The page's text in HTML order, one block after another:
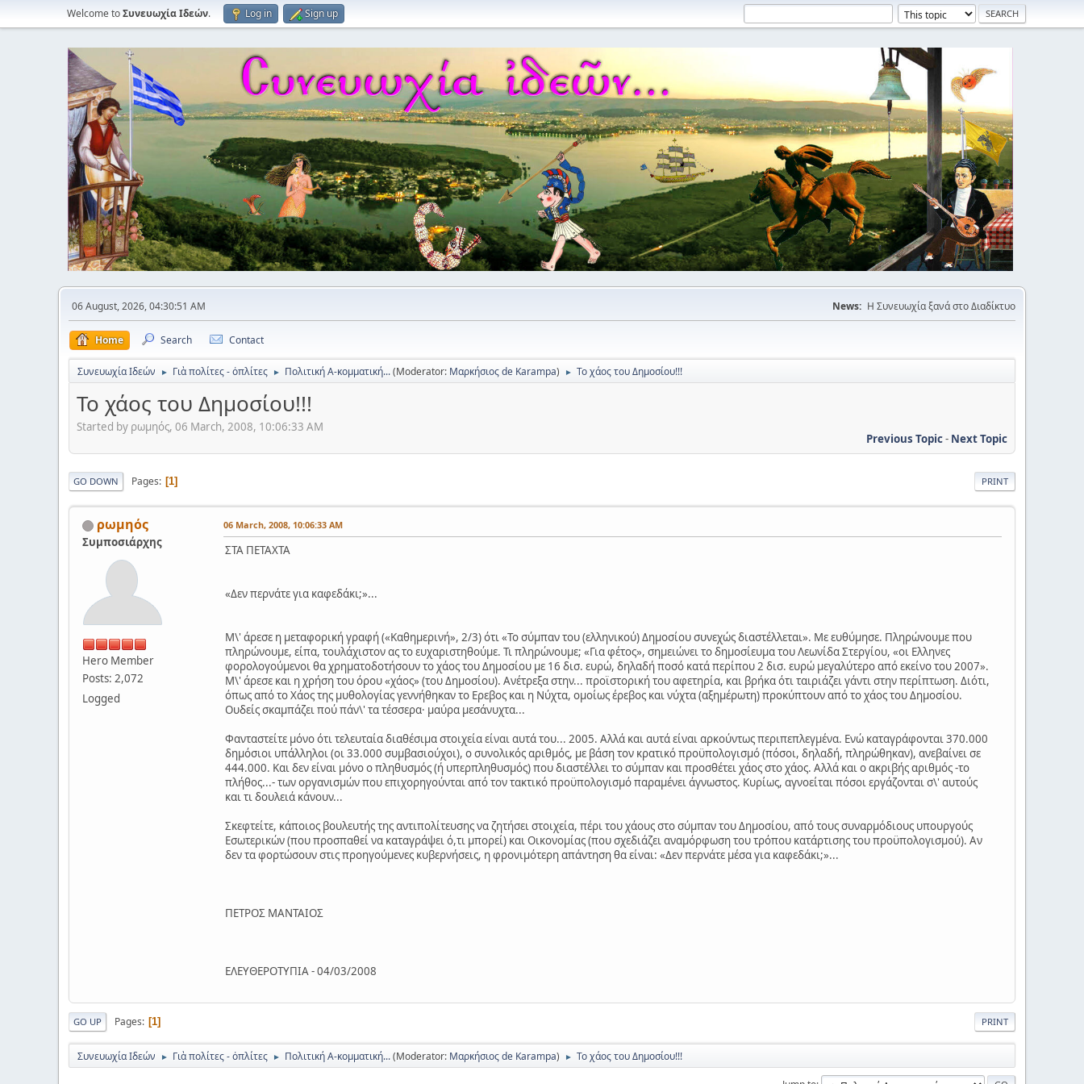
Welcome toΣυνευωχία Ιδεών. Log in Sign up
06 August, 2026, 04:30:51 AM News: Η Συνευωχία ξανά στο Διαδίκτυο
Home Search Contact
Συνευωχία Ιδεών ► Γιὰ πολίτες - ὀπλίτες ► Πολιτική Α-κομματική...(Moderator: Μαρκήσιος de Karampa) ► Το χάος του Δημοσίου!!!
Το χάος του Δημοσίου!!!
Started by ρωμηός, 06 March, 2008, 10:06:33 AM
Previous Topic- Next Topic
PRINT
GO DOWN Pages 1
ρωμηός
Συμποσιάρχης
Hero Member
Posts: 2,072
Logged
06 March, 2008, 10:06:33 AM
ΣΤΑ ΠΕΤΑΧΤΑ
«Δεν περνάτε για καφεδάκι;»...
Μ\' άρεσε η μεταφορική γραφή («Καθημερινή», 2/3) ότι «Το σύμπαν του (ελληνικού) Δημοσίου συνεχώς διαστέλλεται». Με ευθύμησε. Πληρώνουμε που
πληρώνουμε, είπα, τουλάχιστον ας το ευχαριστηθούμε. Τι πληρώνουμε; «Για φέτος», σημειώνει το δημοσίευμα του Λεωνίδα Στεργίου, «οι Ελληνες
φορολογούμενοι θα χρηματοδοτήσουν το χάος του Δημοσίου με 16 δισ. ευρώ, δηλαδή ποσό κατά περίπου 2 δισ. ευρώ μεγαλύτερο από εκείνο του 2007».
Μ\' άρεσε και η χρήση του όρου «χάος» (του Δημοσίου). Ανέτρεξα στην... προϊστορική του αφετηρία, και βρήκα ότι ταιριάζει γάντι στην περίπτωση. Διότι,
όπως από το Χάος της μυθολογίας γεννήθηκαν το Ερεβος και η Νύχτα, ομοίως έρεβος και νύχτα (αξημέρωτη) προκύπτουν από το χάος του Δημοσίου.
Ουδείς σκαμπάζει πού πάν\' τα τέσσερα· μαύρα μεσάνυχτα...
Φανταστείτε μόνο ότι τελευταία διαθέσιμα στοιχεία είναι αυτά του... 2005. Αλλά και αυτά είναι αρκούντως περιπεπλεγμένα. Ενώ καταγράφονται 370.000
δημόσιοι υπάλληλοι (οι 33.000 συμβασιούχοι), ο συνολικός αριθμός, με βάση τον κρατικό προϋπολογισμό (πόσοι, δηλαδή, πληρώθηκαν), ανεβαίνει σε
444.000. Και δεν είναι μόνο ο πληθυσμός (ή υπερπληθυσμός) που διαστέλλει το σύμπαν και προσθέτει χάος στο χάος. Αλλά και ο ακριβής αριθμός -το
πλήθος...- των οργανισμών που επιχορηγούνται από τον τακτικό προϋπολογισμό παραμένει άγνωστος. Κυρίως, αγνοείται πόσοι εργάζονται σ\' αυτούς
και τι δουλειά κάνουν...
Σκεφτείτε, κάποιος βουλευτής της αντιπολίτευσης να ζητήσει στοιχεία, πέρι του χάους στο σύμπαν του Δημοσίου, από τους συναρμόδιους υπουργούς
Εσωτερικών (που προσπαθεί να καταγράψει ό,τι μπορεί) και Οικονομίας (που σχεδιάζει αναμόρφωση του τρόπου κατάρτισης του προϋπολογισμού). Αν
δεν τα φορτώσουν στις προηγούμενες κυβερνήσεις, η φρονιμότερη απάντηση θα είναι: «Δεν περνάτε μέσα για καφεδάκι;»...
ΠΕΤΡΟΣ ΜΑΝΤΑΙΟΣ
ΕΛΕΥΘΕΡΟΤΥΠΙΑ - 04/03/2008
PRINT
GO UP Pages 1
Συνευωχία Ιδεών ► Γιὰ πολίτες - ὀπλίτες ► Πολιτική Α-κομματική...(Moderator: Μαρκήσιος de Karampa) ► Το χάος του Δημοσίου!!!